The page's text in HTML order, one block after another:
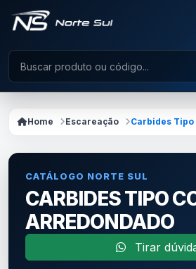
Home Escareação Carbides
CATÁLOGO NORTE SUL
CARBIDES TIPO
ARREDONDADO
Tirar